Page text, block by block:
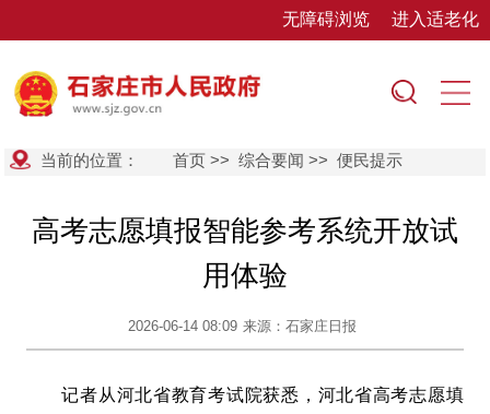
无障碍浏览 进入适老化
当前的位置： 首页 >>综合要闻 >>便民提示
高考志愿填报智能参考系统开放试
用体验
2026-06-14 08:09 来源：石家庄日报
记者从河北省教育考试院获悉，河北省高考志愿填